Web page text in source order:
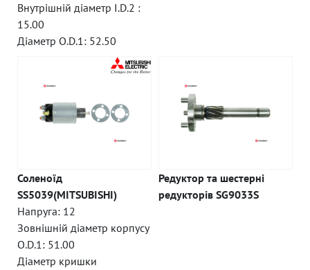
Внутрішній діаметр I.D.2 :
15.00
Діаметр O.D.1: 52.50
Соленоїд
SS5039(MITSUBISHI)
Напруга: 12
Зовнішній діаметр корпусу
O.D.1: 51.00
Діаметр кришки
Редуктор та шестерні
редукторів SG9033S